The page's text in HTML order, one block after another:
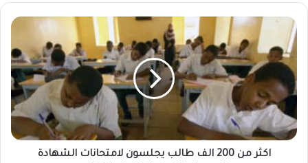
اكثر
من
200
الف
طالب
يجلسون
لامتحانات
الشهادة
السودانية
اكثر من 200 الف طالب يجلسون لامتحانات الشهادة